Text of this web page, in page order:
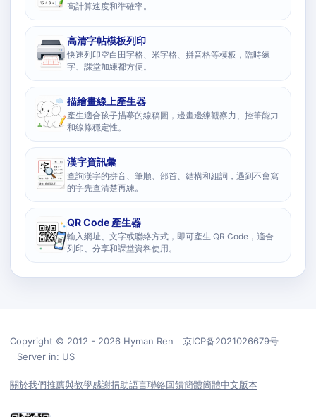
高計算速度和準確率。
高清字帖模板列印
快速列印空白田字格、米字格、拼音格等模板，臨時練
字、課堂加練都方便。
描繪畫線上產生器
產生適合孩子描摹的線稿圖，邊畫邊練觀察力、控筆能力
和線條穩定性。
漢字資訊彙
查詢漢字的拼音、筆順、部首、結構和組詞，遇到不會寫
的字先查清楚再練。
QR Code 產生器
輸入網址、文字或聯絡方式，即可產生 QR Code，適合
列印、分享和課堂資料使用。
Copyright © 2012 - 2026 Hyman Ren 京ICP备2021026679号
Server in: US
關於我們推薦與教學感謝捐助語言聯絡回饋簡體簡體中文版本